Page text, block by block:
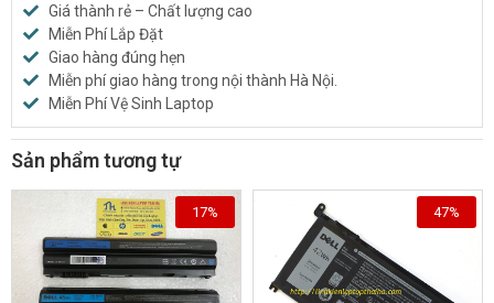
Giá thành rẻ – Chất lượng cao
Miễn Phí Lắp Đặt
Giao hàng đúng hẹn
Miễn phí giao hàng trong nội thành Hà Nội.
Miễn Phí Vệ Sinh Laptop
Sản phẩm tương tự
17% 47%